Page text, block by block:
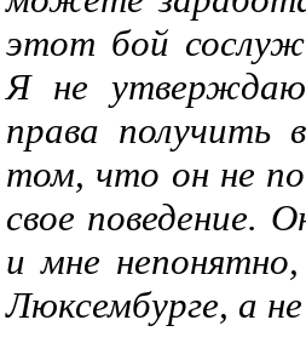
этот бой
Я не
права получить
том, что он не
свое поведение.
и мне
Люксембурге, а